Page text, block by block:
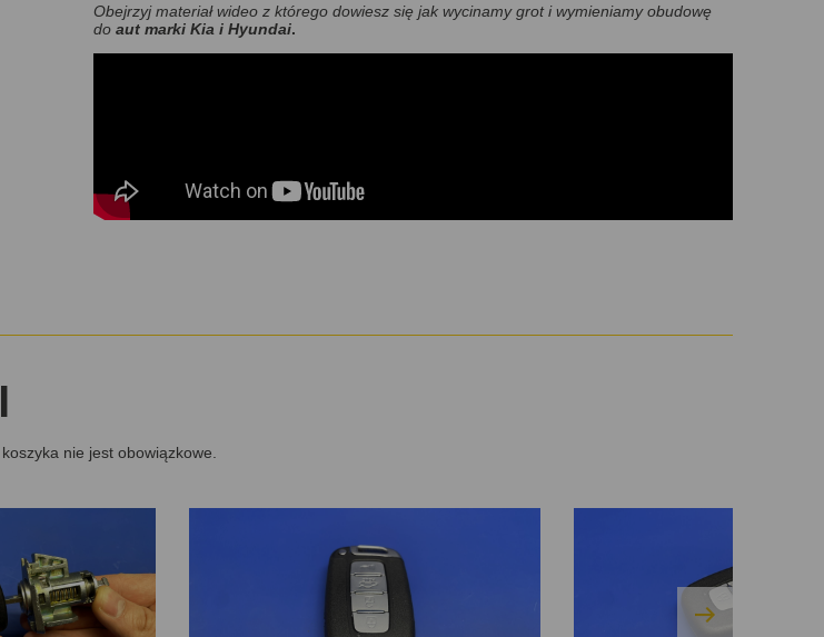
Obejrzyj materiał wideo z którego dowiesz się jak wycinamy grot i wymieniamy obudowę
do aut marki Kia i Hyundai.
nie jest obowiązkowe.